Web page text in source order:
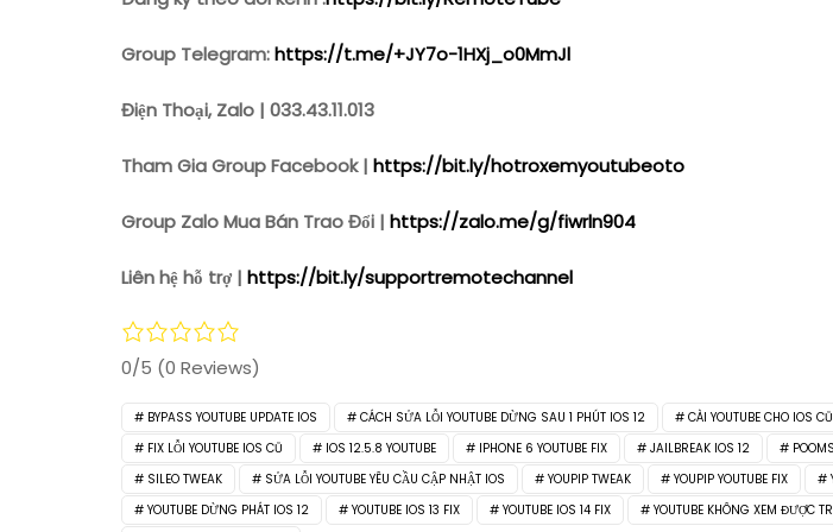
Group Telegram:https://t.me/+JY7o-1HXj_o0MmJl
Điện Thoại, Zalo | 033.43.11.013
Tham Gia Group Facebook | https://bit.ly/hotroxemyoutubeoto
Group Zalo Mua Bán Trao Đổi | https://zalo.me/g/fiwrln904
Liên hệ hỗ trợ | https://bit.ly/supportremotechannel
0/5 (0 Reviews)
BYPASS YOUTUBE UPDATE IOS CÁCH SỬA LỖI YOUTUBE DỪNG SAU 1 PHÚT IOS 12
CÀI YOUTUBE CHO IOS CŨ
FIX LỖI YOUTUBE IOS CŨ
IOS 12.5.8 YOUTUBE IPHONE 6 YOUTUBE FIX JAILBREAK IOS 12
SILEO TWEAK
SỬA LỖI YOUTUBE YÊU CẦU CẬP NHẬT IOS YOUPIP TWEAK YOUPIP YOUTUBE FIX
YOUTUBE DỪNG PHÁT IOS 12
YOUTUBE IOS 13 FIX YOUTUBE IOS 14 FIX
YOUTUBE KHÔNG XEM ĐƯỢC